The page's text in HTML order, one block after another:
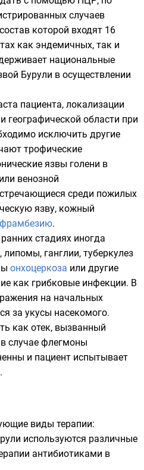
случаев
которой входят 16
как эндемичных, так и
национальные
Бурули в осуществлении
пациента, локализации
географической области при
исключить другие
трофические
язвы голени в
венозной
среди пожилых
язву, кожный
фрамбезию.
стадиях иногда
, липомы, ганглии, туберкулез
онхоцеркоза или другие
как грибковые инфекции. В
на начальных
за укусы насекомого.
как отек, вызванный
случае флегмоны
и пациент испытывает
виды терапии:
используются различные
антибиотиками в